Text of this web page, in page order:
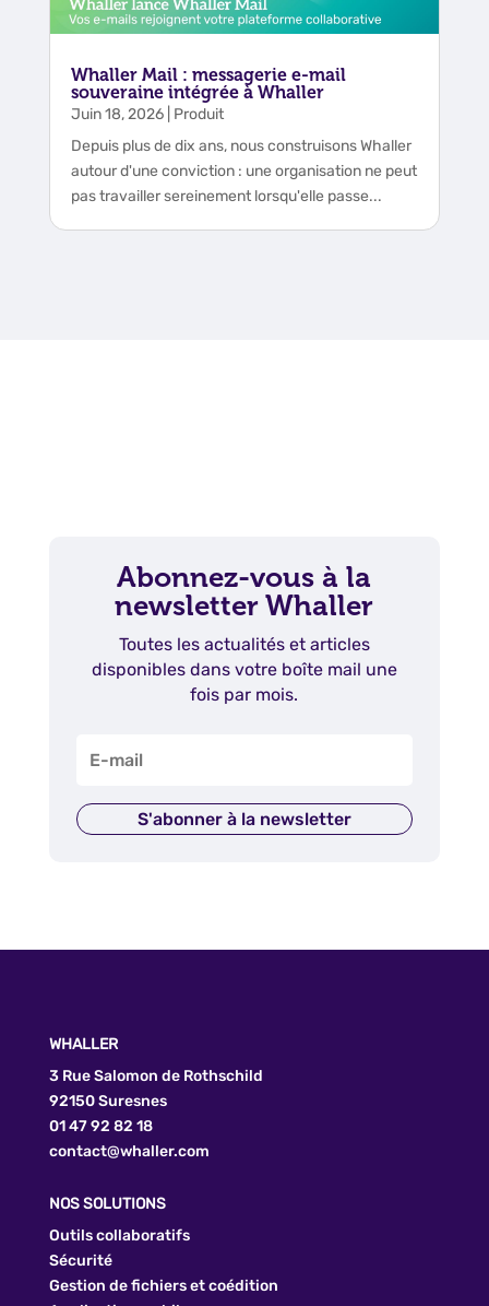
Whaller Mail : messagerie e-mail
souveraine intégrée à Whaller
Juin 18, 2026| Produit
Depuis plus de dix ans, nous construisons Whaller
autour d'une conviction : une organisation ne peut
pas travailler sereinement lorsqu'elle passe...
Abonnez-vous à la
newsletter Whaller
Toutes les actualités et articles
disponibles dans votre boîte mail une
fois par mois.
S'abonner à la newsletter
WHALLER
3 Rue Salomon de Rothschild
92150 Suresnes
01 47 92 82 18
contact@whaller.com
NOS SOLUTIONS
Outils collaboratifs
Sécurité
Gestion de fichiers et coédition